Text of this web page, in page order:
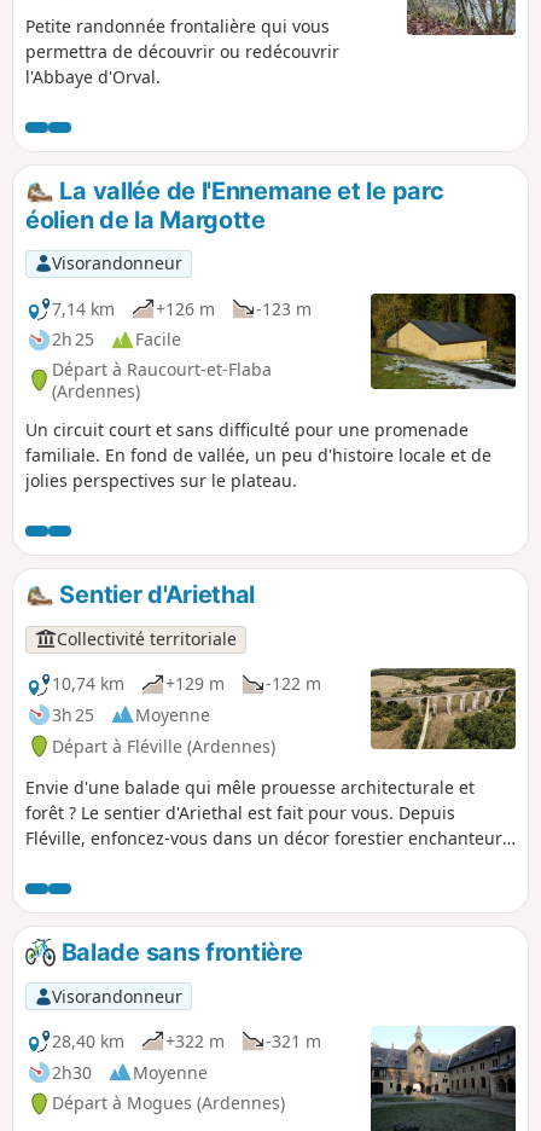
Petite randonnée frontalière qui vous
permettra de découvrir ou redécouvrir
l'Abbaye d'Orval.
La vallée de l'Ennemane et le parc
éolien de la Margotte
Visorandonneur
7,14 km
+126 m
-123 m
2h 25
Facile
Départ à Raucourt-et-Flaba
(Ardennes)
Un circuit court et sans difficulté pour une promenade
familiale. En fond de vallée, un peu d'histoire locale et de
jolies perspectives sur le plateau.
Sentier d'Ariethal
Collectivité territoriale
10,74 km
+129 m
-122 m
3h 25
Moyenne
Départ à Fléville (Ardennes)
Envie d'une balade qui mêle prouesse architecturale et
forêt ? Le sentier d'Ariethal est fait pour vous. Depuis
Fléville, enfoncez-vous dans un décor forestier enchanteur
dans son écrin de verdure, le Viaduc d'Ariethal. Ce parcours
vous invitera aussi à entrer dans la plantation mémorielle
dédiée à la Big Red One, hommage vivant et végétal qui lie
cette terre à l'histoire.
Balade sans frontière
Visorandonneur
28,40 km
+322 m
-321 m
2h30
Moyenne
Départ à Mogues (Ardennes)